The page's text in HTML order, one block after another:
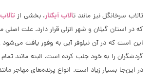
تالاب سرخانگل نیز مانند تالاب آبکنار، بخشی از
که در استان گیلان و شهر انزلی قرار دارد. علت
این است که در آن نیلوفر آبی به وفور یافت
گردشگران را به خود جلب کرده است. البته مانند
در این‌جا بسیار زیاد است. انواع پرنده‌های مهاجر